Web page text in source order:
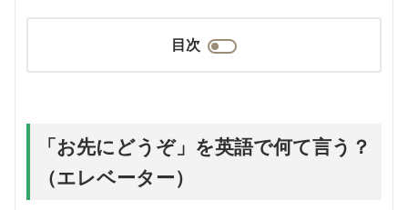
目次
「お先にどうぞ」を英語で何て言う？
（エレベーター）